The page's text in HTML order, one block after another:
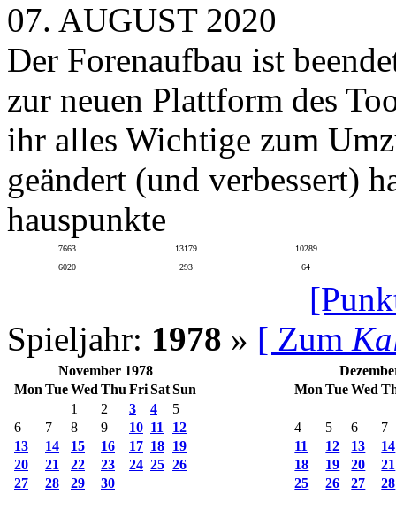
07. AUGUST 2020
Der Forenaufbau ist
zur neuen Plattform des
ihr alles Wichtige zum
geändert (und verbessert)
hauspunkte
7663 13179
10289
6020
293 64
Spieljahr: 1978 » [ Zum
November 1978
Mon TueWed Thu FriSatSun
1
2 3 4
5
6
7 8 9 10 11
12
13
14 15 16 17 18 19
20
21 22 23 24 25 26
27
28 29 30
Mon TueWed
4 5 6
7
11
12 13
14
18
19 20
21
25
26 27 28